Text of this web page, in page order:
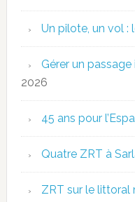
Un pilote, un vol :
Gérer un
2026
45 ans pour
Quatre ZRT à
ZRT sur le littoral